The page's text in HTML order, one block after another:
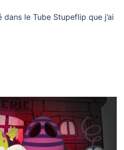
le Tube Stupeflip que j’ai